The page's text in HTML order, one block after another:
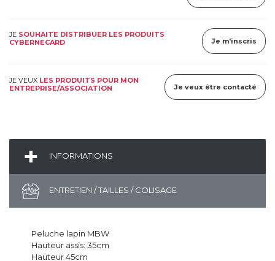
JE SOUHAITE DISTRIBUER LES PRODUITS
CYBERNECARD
Je m'inscris
JE VEUX LES PRODUITS POUR MON
ENTREPRISE/ASSOCIATION
Je veux être contacté
INFORMATIONS
ENTRETIEN / TAILLES / COLISAGE
Peluche lapin MBW
Hauteur assis: 35cm
Hauteur 45cm